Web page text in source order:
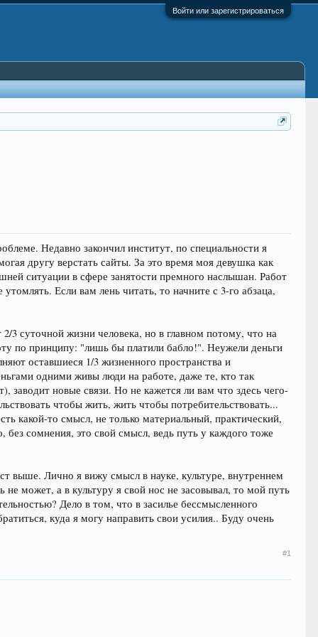
Войти или зарегистрироваться
Недавно закончил институт, по специальности я
другу верстать сайты. За это время моя девушка как
ситуации в сфере занятости премного наслышан. Работ
Если вам лень читать, то начните с 3-го абзаца,
3 суточной жизни человека, но в главном потому, что на
по принципу: "лишь бы платили бабло!". Неужели деньги
оставшиеся 1/3 жизненного пространства и
одними живы люди на работе, даже те, кто так
заводит новые связи. Но не кажется ли вам что здесь чего-
чтобы жить, жить чтобы потребительствовать...
какой-то смысл, не только материальный, практический,
сомнения, это свой смысл, ведь путь у каждого тоже
выше. Лично я вижу смысл в науке, культуре, внутреннем
может, а в культуру я свой нос не засовывал, то мой путь
Дело в том, что в засилье бессмысленного
куда я могу направить свои усилия.. Буду очень
#1